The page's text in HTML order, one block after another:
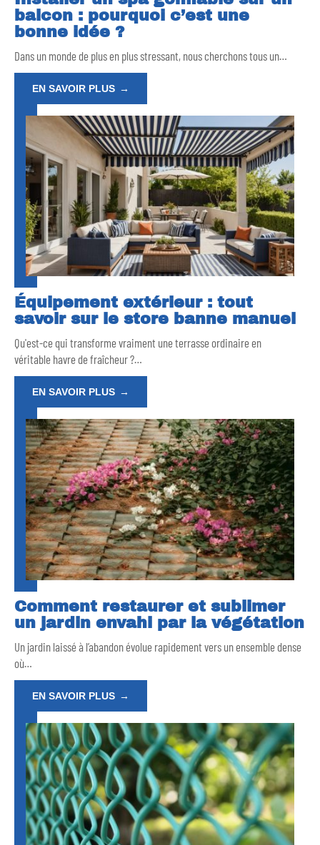
balcon : pourquoi c’est une
bonne idée ?
Dans un monde de plus en plus stressant, nous cherchons tous un…
EN SAVOIR PLUS
Équipement extérieur : tout
savoir sur le store banne manuel
Qu'est-ce qui transforme vraiment une terrasse ordinaire en
véritable havre de fraîcheur ?…
EN SAVOIR PLUS
Comment restaurer et sublimer
un jardin envahi par la végétation
Un jardin laissé à l’abandon évolue rapidement vers un ensemble dense
où…
EN SAVOIR PLUS